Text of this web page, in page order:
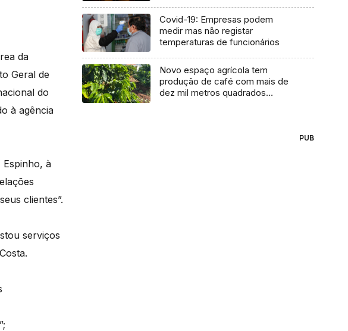
da
Geral de
do
à agência
Espinho, à
clientes”.
serviços
Covid-19: Empresas podem
medir mas não registar
temperaturas de funcionários
Novo espaço agrícola tem
produção de café com mais de
dez mil metros quadrados
PUB